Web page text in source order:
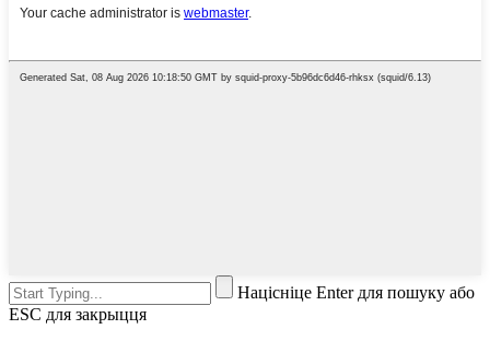
Націсніце Enter для пошуку або
ESC для закрыцця